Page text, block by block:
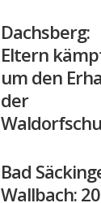
Dachsberg:
Eltern
um den
der
Bad
Wallbach: